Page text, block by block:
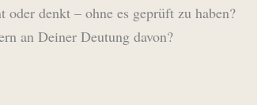
denkt – ohne es geprüft zu haben?
an Deiner Deutung davon?